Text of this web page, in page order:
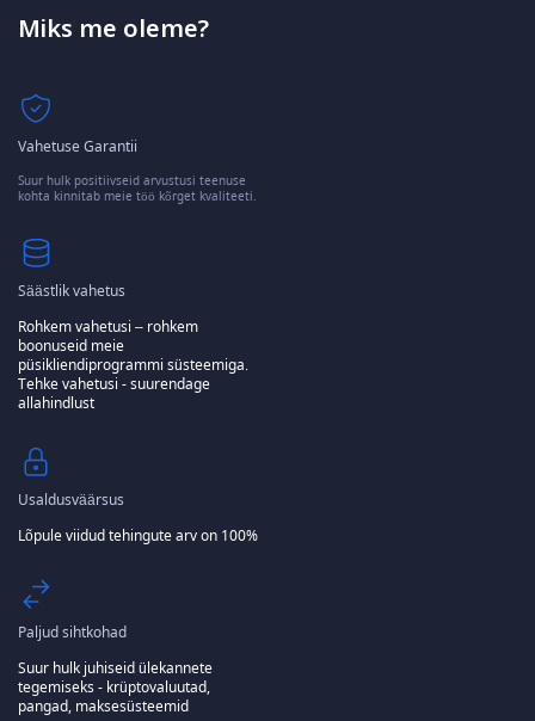
Miks me oleme?
Vahetuse Garantii
Suur hulk positiivseid arvustusi teenuse
kohta kinnitab meie töö kõrget kvaliteeti.
Säästlik vahetus
Rohkem vahetusi – rohkem
boonuseid meie
püsikliendiprogrammi süsteemiga.
Tehke vahetusi - suurendage
allahindlust
Usaldusväärsus
Lõpule viidud tehingute arv on 100%
Paljud sihtkohad
Suur hulk juhiseid ülekannete
tegemiseks - krüptovaluutad,
pangad, maksesüsteemid